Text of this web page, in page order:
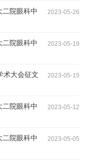
院眼科中
2023-05-26
院眼科中
2023-05-19
术大会征文
2023-05-15
院眼科中
2023-05-12
院眼科中
2023-05-05